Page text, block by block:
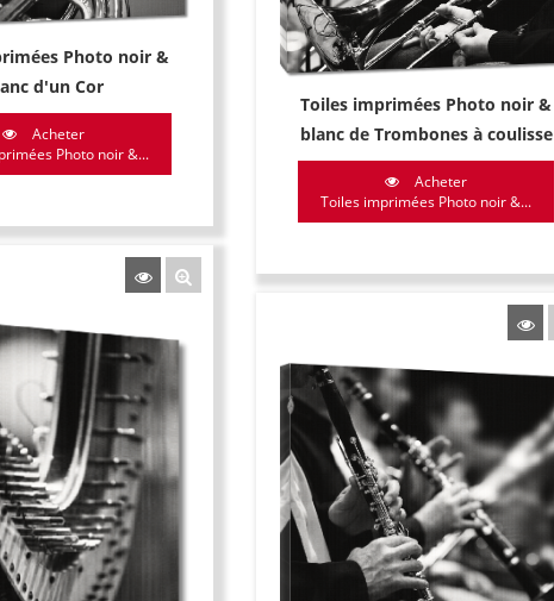
Photo noir &
d'un Cor
Acheter
Photo noir &...
Toiles imprimées Photo noir &
blanc de Trombones à coulisse
Acheter
Toiles imprimées Photo noir &...